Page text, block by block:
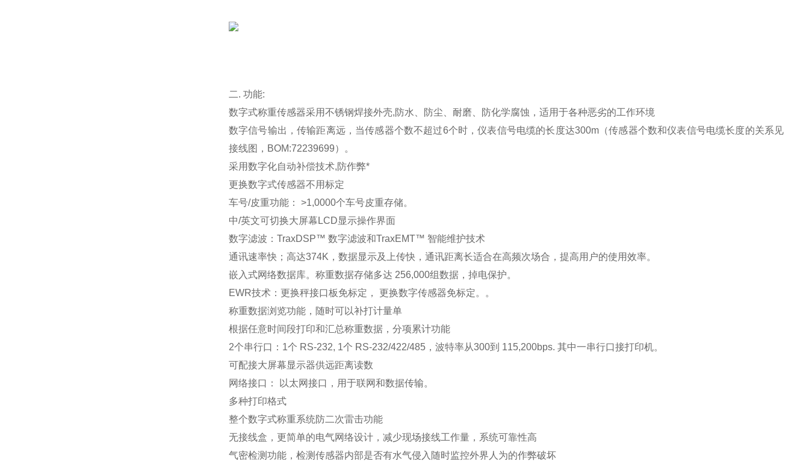
二. 功能:
数字式称重传感器采用不锈钢焊接外壳,防水、防尘、耐磨、防化学腐蚀，适用于各种恶劣的工作环境
数字信号输出，传输距离远，当传感器个数不超过6个时，仪表信号电缆的长度达300m（传感器个数和仪表信号电缆长度的关系见
接线图，BOM:72239699）。
采用数字化自动补偿技术,防作弊*
更换数字式传感器不用标定
车号/皮重功能： >1,0000个车号皮重存储。
中/英文可切换大屏幕LCD显示操作界面
数字滤波：TraxDSP™ 数字滤波和TraxEMT™ 智能维护技术
通讯速率快；高达374K，数据显示及上传快，通讯距离长适合在高频次场合，提高用户的使用效率。
嵌入式网络数据库。称重数据存储多达 256,000组数据，掉电保护。
EWR技术：更换秤接口板免标定， 更换数字传感器免标定。。
称重数据浏览功能，随时可以补打计量单
根据任意时间段打印和汇总称重数据，分项累计功能
2个串行口：1个 RS-232, 1个 RS-232/422/485，波特率从300到 115,200bps. 其中一串行口接打印机。
可配接大屏幕显示器供远距离读数
网络接口： 以太网接口，用于联网和数据传输。
多种打印格式
整个数字式称重系统防二次雷击功能
无接线盒，更简单的电气网络设计，减少现场接线工作量，系统可靠性高
气密检测功能，检测传感器内部是否有水气侵入随时监控外界人为的作弊破坏